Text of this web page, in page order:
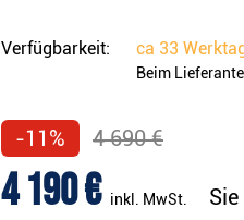
Verfügbarkeit: ca 33
Beim
-11% 4 690 €
4 190 € inkl. MwSt.